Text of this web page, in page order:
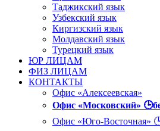
Таджикский язык
Узбекский язык
Киргизский язык
Молдавский язык
Турецкий язык
ЮР ЛИЦАМ
ФИЗ ЛИЦАМ
КОНТАКТЫ
Офис «Алексеевская»
Офис «Московский»
Офис «Юго-Восточная»